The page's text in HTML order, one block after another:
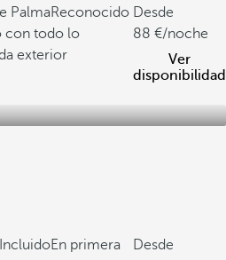
PalmaReconocido
con todo lo
exterior
Desde
88
/noche
Ver
disponibilidad
En primera
Desde